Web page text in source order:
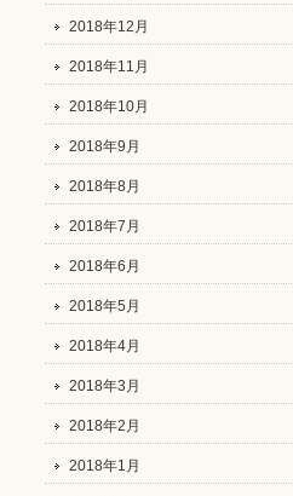
2018年12月
2018年11月
2018年10月
2018年9月
2018年8月
2018年7月
2018年6月
2018年5月
2018年4月
2018年3月
2018年2月
2018年1月